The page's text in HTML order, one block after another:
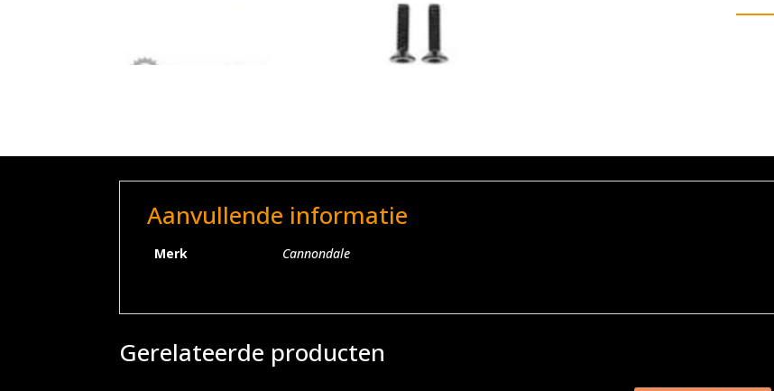
Aanvullende informatie
Merk Cannondale
Gerelateerde producten